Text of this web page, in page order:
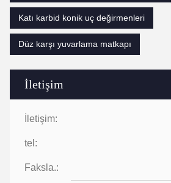
İletişim
İletişim:
tel:
Faksla.:
Katı karbid konik uç değirmenleri
Düz karşı yuvarlama matkapı